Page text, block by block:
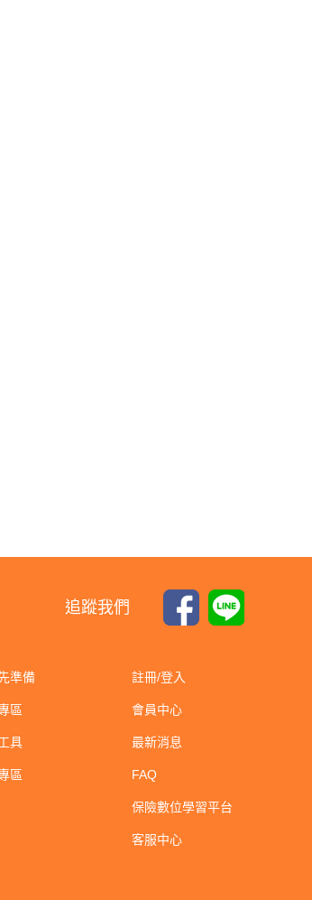
追蹤我們
準備
區
具
區
註冊/登入
會員中心
最新消息
FAQ
保險數位學習平台
客服中心